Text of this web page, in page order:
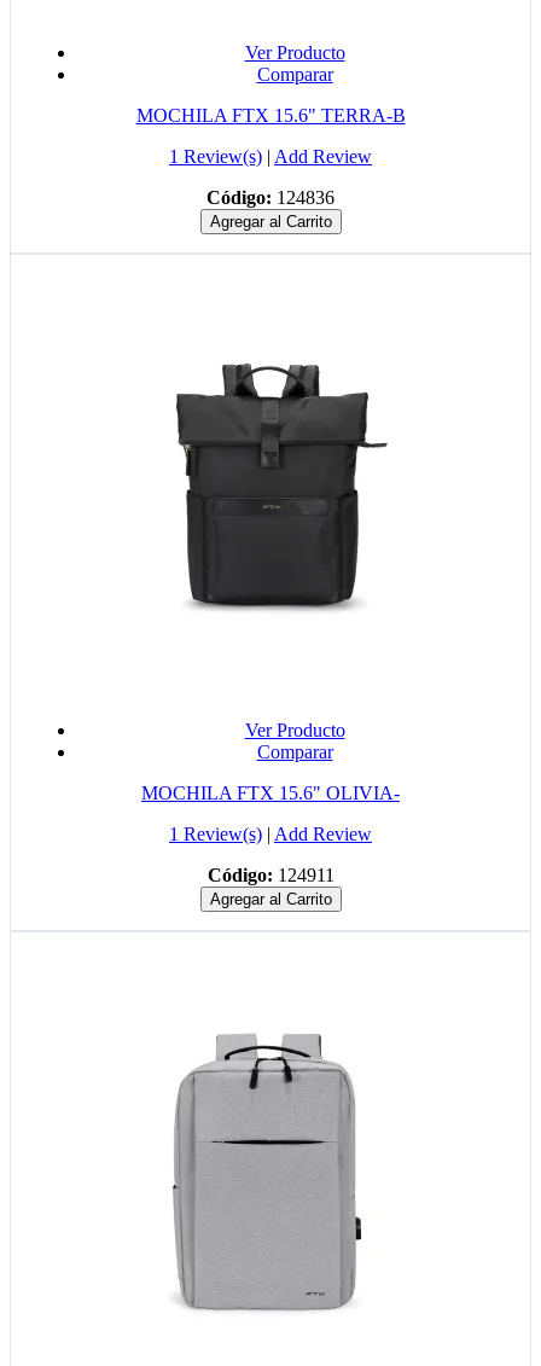
Ver Producto
Comparar
MOCHILA FTX 15.6" TERRA-B
1 Review(s) | Add Review
Código: 124836
Agregar al Carrito
Ver Producto
Comparar
MOCHILA FTX 15.6" OLIVIA-
1 Review(s) | Add Review
Código: 124911
Agregar al Carrito